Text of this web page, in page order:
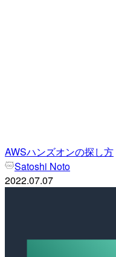
AWSハンズオンの探し方
Satoshi Noto
2022.07.07